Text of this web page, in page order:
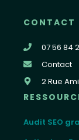
CONTACT
07 56 84
Contact
2 Rue
Audit SEO